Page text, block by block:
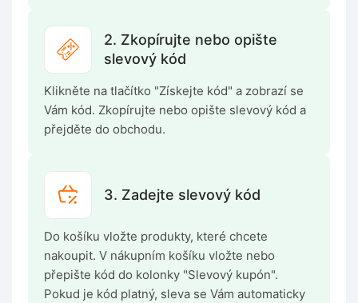
2. Zkopírujte nebo opište
slevový kód
Klikněte na tlačítko "Získejte kód" a zobrazí se
Vám kód. Zkopírujte nebo opište slevový kód a
přejděte do obchodu.
3. Zadejte slevový kód
Do košíku vložte produkty, které chcete
nakoupit. V nákupním košíku vložte nebo
přepište kód do kolonky "Slevový kupón".
Pokud je kód platný, sleva se Vám automaticky